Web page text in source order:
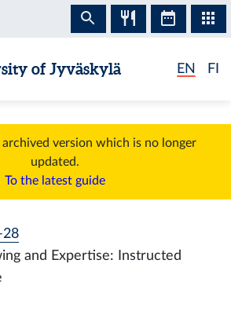
of Jyväskylä EN FI
archived version which is no longer
updated.
To the latest guide
and Expertise: Instructed